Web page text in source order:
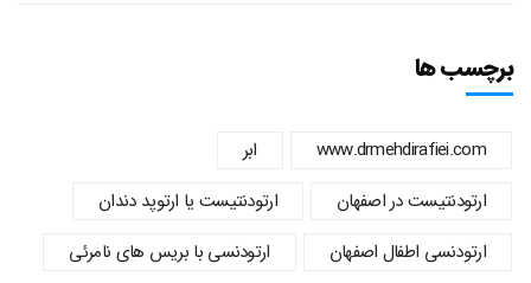
برچسب ها
www.drmehdirafiei.com
ابر
ارتودنتیست در اصفهان
ارتودنتیست یا ارتوپد دندان
ارتودنسي اطفال اصفهان
ارتودنسی با بریس های نامرئی